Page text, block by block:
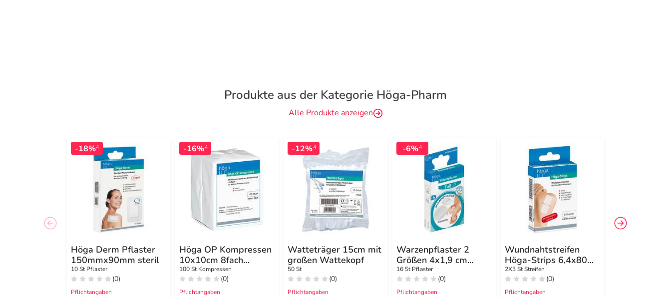
Produkte aus der Kategorie Höga-Pharm
Alle Produkte anzeigen
-18%4
Höga Derm Pflaster
150mmx90mm steril
10 St Pflaster
(0)
Pflichtangaben
-16%4
Höga OP Kompressen
10x10cm 8fach
unsteril
100 St Kompressen
(0)
Pflichtangaben
-12%4
Watteträger 15cm mit
großen Wattekopf
50 St
(0)
Pflichtangaben
-6%4
Warzenpflaster 2
Größen 4x1,9 cm
12x1,2 cm Höga
16 St Pflaster
(0)
Pflichtangaben
Wundnahtstreifen
Höga-Strips 6,4x80
mm
2X3 St Streifen
(0)
Pflichtangaben